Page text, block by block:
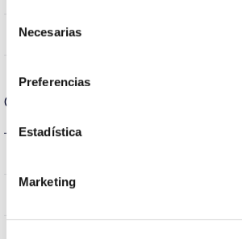
Necesarias
Preferencias
Estadística
Marketing
Linkable
Optical data